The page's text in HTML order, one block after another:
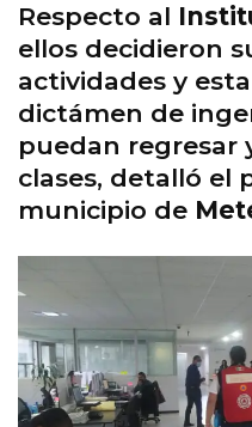
Respecto al
ellos decidieron
actividades y
dictámen de
puedan regresar
clases, detalló el
municipio de